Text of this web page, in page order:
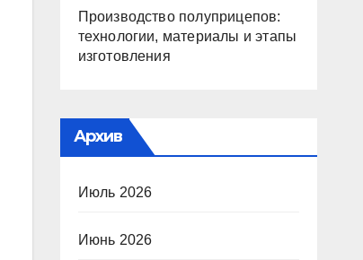
Производство полуприцепов:
технологии, материалы и этапы
изготовления
Архив
Июль 2026
Июнь 2026